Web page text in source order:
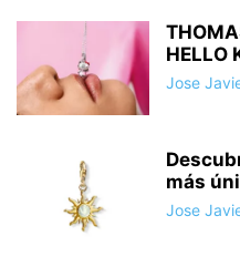
HELLO
Jose
más
Jose